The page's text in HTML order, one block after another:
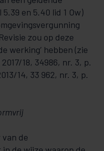
en 5.40 lid 1 Ow)
zou op deze
werking’ hebben (zie
2017/18, 34986, nr. 3, p.
14, 33 962, nr. 3, p.
de